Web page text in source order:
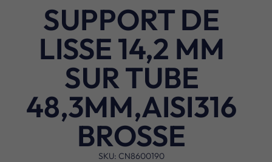
SUPPORT DE
LISSE 14,2 MM
SUR TUBE
48,3MM,AISI316
BROSSE
SKU: CN8600190